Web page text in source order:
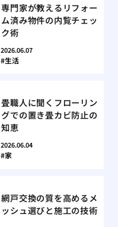
専門家が教えるリフォー
ム済み物件の内覧チェッ
ク術
2026.06.07
生活
畳職人に聞くフローリン
グでの置き畳カビ防止の
知恵
2026.06.04
家
網戸交換の質を高めるメ
ッシュ選びと施工の技術